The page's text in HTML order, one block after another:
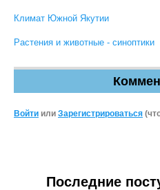
Климат Южной Якутии
Растения и животные - синоптики
Войти или Зарегистрироваться
Последние